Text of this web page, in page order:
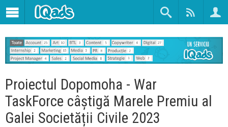
Proiectul Dopomoha - War
TaskForce câștigă Marele Premiu al
Galei Societății Civile 2023